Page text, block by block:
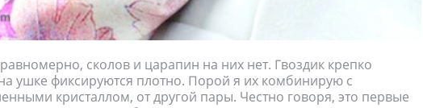
сколов и царапин на них нет. Гвоздик крепко
ушке фиксируются плотно. Порой я их комбинирую с
кристаллом, от другой пары. Честно говоря, это первые